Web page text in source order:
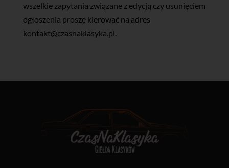
wszelkie zapytania związane z edycją czy usunięciem
ogłoszenia proszę kierować na adres
kontakt@czasnaklasyka.pl.